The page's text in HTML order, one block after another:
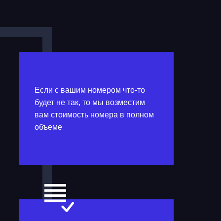
Если с вашим номером что-то
будет не так, то мы возместим
вам стоимость номера в полном
объеме